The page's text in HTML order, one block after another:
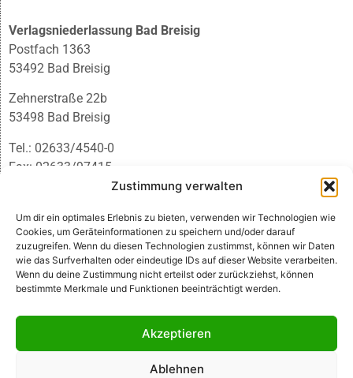
Zustimmung verwalten
Um dir ein optimales Erlebnis zu bieten, verwenden wir Technologien wie
Cookies, um Geräteinformationen zu speichern und/oder darauf
zuzugreifen. Wenn du diesen Technologien zustimmst, können wir Daten
wie das Surfverhalten oder eindeutige IDs auf dieser Website verarbeiten.
Wenn du deine Zustimmung nicht erteilst oder zurückziehst, können
bestimmte Merkmale und Funktionen beeinträchtigt werden.
Akzeptieren
Ablehnen
Verlagsniederlassung Bad Breisig
Postfach 1363
53492 Bad Breisig
Zehnerstraße 22b
53498 Bad Breisig
Tel.: 02633/4540-0
Fax: 02633/97415
infobb@blmedien.de